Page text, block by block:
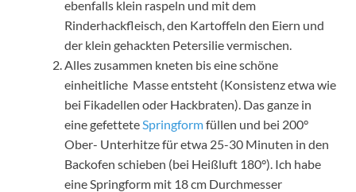
ebenfalls klein raspeln und mit dem
Rinderhackfleisch, den Kartoffeln den Eiern und
der klein gehackten Petersilie vermischen.
Alles zusammen kneten bis eine schöne
einheitliche Masse entsteht (Konsistenz etwa wie
bei Fikadellen oder Hackbraten). Das ganze in
eine gefettete Springformfüllen und bei 200°
Ober- Unterhitze für etwa 25-30 Minuten in den
Backofen schieben (bei Heißluft 180°). Ich habe
eine Springform mit 18 cm Durchmesser